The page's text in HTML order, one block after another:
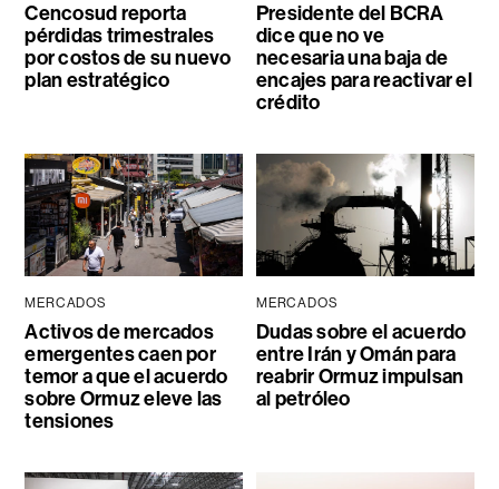
Cencosud reporta
pérdidas trimestrales
por costos de su nuevo
plan estratégico
Presidente del BCRA
dice que no ve
necesaria una baja de
encajes para reactivar el
crédito
MERCADOS
Activos de mercados
emergentes caen por
temor a que el acuerdo
sobre Ormuz eleve las
tensiones
MERCADOS
Dudas sobre el acuerdo
entre Irán y Omán para
reabrir Ormuz impulsan
al petróleo